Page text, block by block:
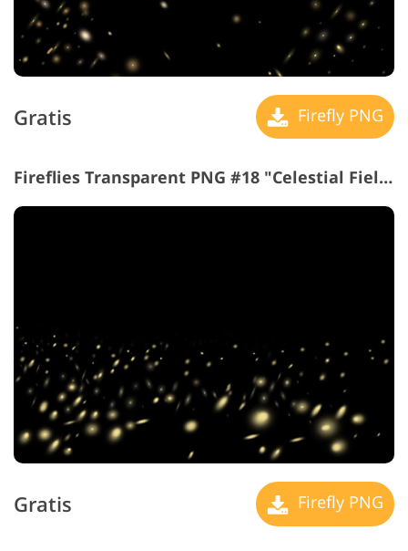
Gratis Firefly PNG
Fireflies Transparent PNG #18 "Celestial Fields"
Gratis Firefly PNG